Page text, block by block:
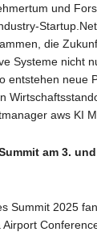
und
die
Systeme nicht
entstehen neue
aws KI
am 3.
Summit 2025